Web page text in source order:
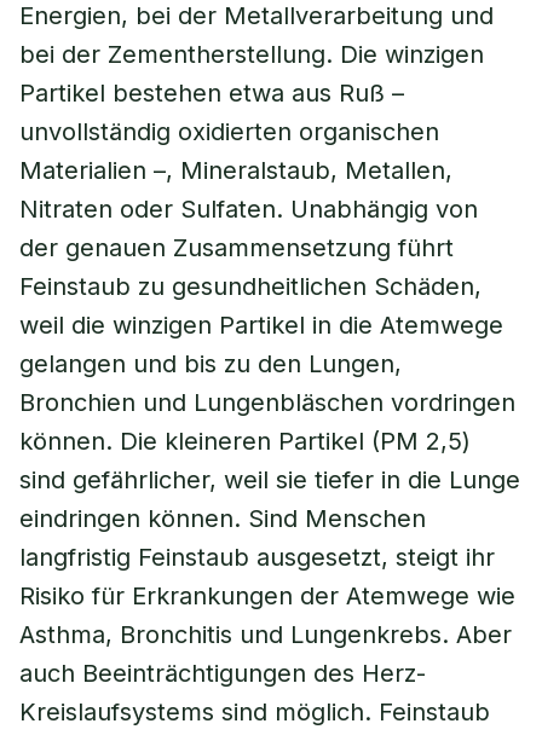
Energien, bei der Metallverarbeitung und
bei der Zementherstellung. Die winzigen
Partikel bestehen etwa aus Ruß –
unvollständig oxidierten organischen
Materialien –, Mineralstaub, Metallen,
Nitraten oder Sulfaten. Unabhängig von
der genauen Zusammensetzung führt
Feinstaub zu gesundheitlichen Schäden,
weil die winzigen Partikel in die Atemwege
gelangen und bis zu den Lungen,
Bronchien und Lungenbläschen vordringen
können. Die kleineren Partikel (PM 2,5)
sind gefährlicher, weil sie tiefer in die Lunge
eindringen können. Sind Menschen
langfristig Feinstaub ausgesetzt, steigt ihr
Risiko für Erkrankungen der Atemwege wie
Asthma, Bronchitis und Lungenkrebs. Aber
auch Beeinträchtigungen des Herz-
Kreislaufsystems sind möglich. Feinstaub